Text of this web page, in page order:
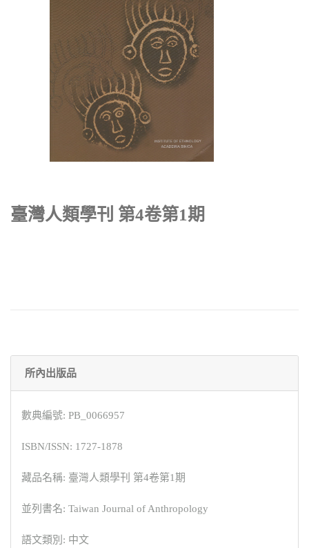
臺灣人類學刊 第4卷第1期
所內出版品
數典編號: PB_0066957
ISBN/ISSN: 1727-1878
藏品名稱: 臺灣人類學刊 第4卷第1期
並列書名: Taiwan Journal of Anthropology
語文類別: 中文